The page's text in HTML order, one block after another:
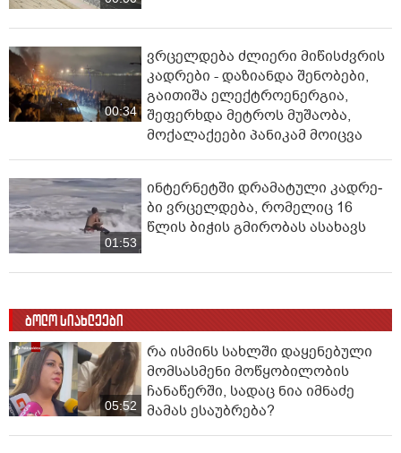
00:34
ვრცელდება ძლიერი მიწისძვრის
კადრები - დაზიანდა შენობები,
გაითიშა ელექტროენერგია,
შეფერხდა მეტროს მუშაობა,
მოქალაქეები პანიკამ მოიცვა
01:53
ინ­ტერ­ნეტ­ში დრა­მა­ტუ­ლი კად­რე­
ბი ვრცელდება, რომელიც 16
წლის ბიჭის გმირობას ასახავს
ბოლო სიახლეები
05:52
რა ისმინს სახლში დაყენებული
მომსასმენი მოწყობილობის
ჩანაწერში, სადაც ნია იმნაძე
მამას ესაუბრება?